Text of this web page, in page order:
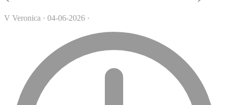
V Veronica · 04-06-2026 ·